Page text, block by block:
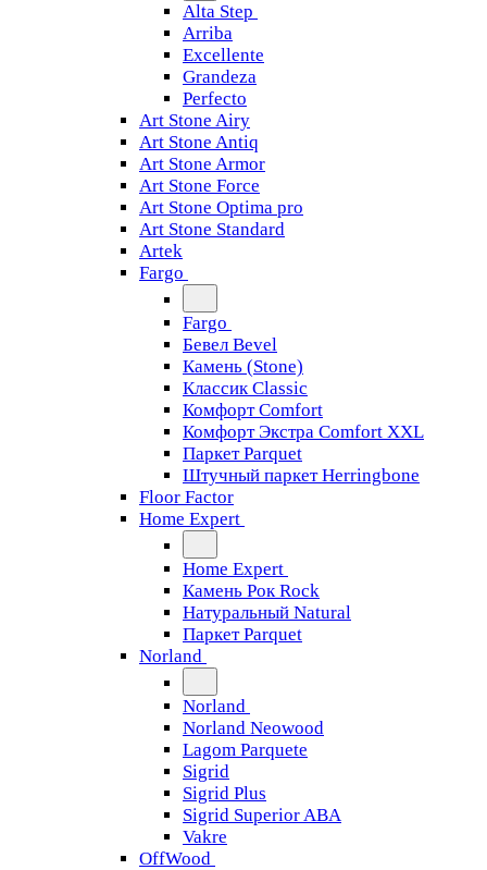
Alta Step
Arriba
Excellente
Grandeza
Perfecto
Art Stone Airy
Art Stone Antiq
Art Stone Armor
Art Stone Force
Art Stone Optima pro
Art Stone Standard
Artek
Fargo
Fargo
Бевел Bevel
Камень (Stone)
Классик Classic
Комфорт Comfort
Комфорт Экстра Comfort XXL
Паркет Parquet
Штучный паркет Herringbone
Floor Factor
Home Expert
Home Expert
Камень Рок Rock
Натуральный Natural
Паркет Parquet
Norland
Norland
Norland Neowood
Lagom Parquete
Sigrid
Sigrid Plus
Sigrid Superior ABA
Vakre
OffWood